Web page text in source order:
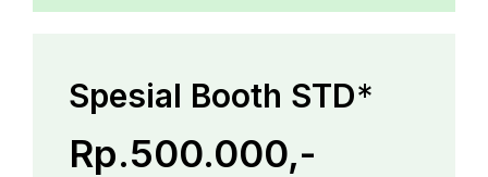
Spesial Booth STD*
Rp.500.000,-